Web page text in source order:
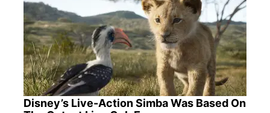
Disney’s Live-Action Simba Was Based On